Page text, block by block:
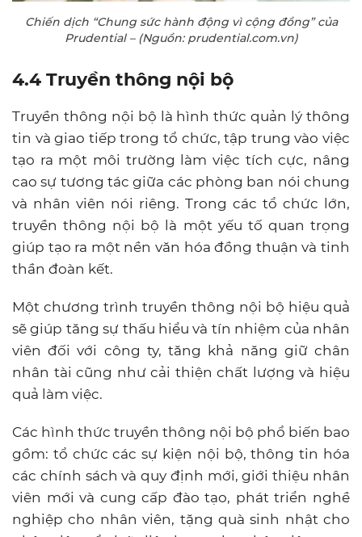
Chiến dịch “Chung sức hành động vì cộng đồng” của
Prudential – (Nguồn: prudential.com.vn)
4.4 Truyền thông nội bộ
Truyền thông nội bộ là hình thức quản lý thông
tin và giao tiếp trong tổ chức, tập trung vào việc
tạo ra một môi trường làm việc tích cực, nâng
cao sự tương tác giữa các phòng ban nói chung
và nhân viên nói riêng. Trong các tổ chức lớn,
truyền thông nội bộ là một yếu tố quan trọng
giúp tạo ra một nền văn hóa đồng thuận và tinh
thần đoàn kết.
Một chương trình truyền thông nội bộ hiệu quả
sẽ giúp tăng sự thấu hiểu và tín nhiệm của nhân
viên đối với công ty, tăng khả năng giữ chân
nhân tài cũng như cải thiện chất lượng và hiệu
quả làm việc.
Các hình thức truyền thông nội bộ phổ biến bao
gồm: tổ chức các sự kiện nội bộ, thông tin hóa
các chính sách và quy định mới, giới thiệu nhân
viên mới và cung cấp đào tạo, phát triển nghề
nghiệp cho nhân viên, tặng quà sinh nhật cho